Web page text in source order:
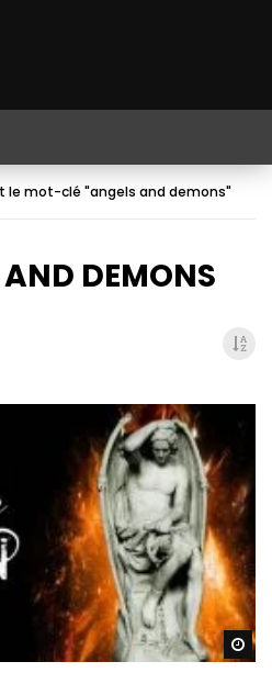
le mot-clé "angels and demons"
DEMONS